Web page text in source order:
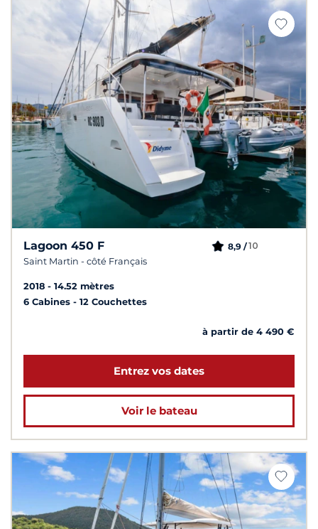
Lagoon 450 F
Saint Martin - côté Français
8,9 /10
2018
14.52 mètres
6 Cabines
12 Couchettes
à partir de 4 490 €
Entrez vos dates
Voir le bateau